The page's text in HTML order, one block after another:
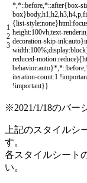
1
2
3
* *::before *::after{box-
box}body,h1 h2 h3 h4 p
{list-style:none}html:
height:100vh;text-
decoration-skip-ink:auto}
width:100%;display:block
reduced-motion:reduce){
behavior:auto}* *::before
iteration-count:1 !
!important}}
※2021/1/18のバー
上記のスタイル
す。
各スタイルシート
い。